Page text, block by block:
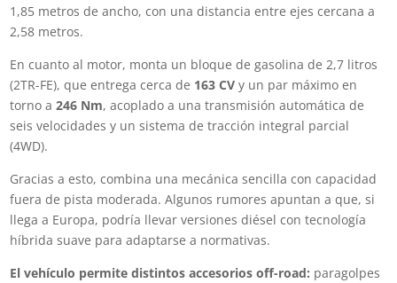
1,85 metros de ancho, con una distancia entre ejes cercana a
2,58 metros.
En cuanto al motor, monta un bloque de gasolina de 2,7 litros
(2TR-FE), que entrega cerca de 163 CV y un par máximo en
torno a246 Nm, acoplado a una transmisión automática de
seis velocidades y un sistema de tracción integral parcial
(4WD).
Gracias a esto, combina una mecánica sencilla con capacidad
fuera de pista moderada. Algunos rumores apuntan a que, si
llega a Europa, podría llevar versiones diésel con tecnología
híbrida suave para adaptarse a normativas.
El vehículo permite distintos accesorios off-road: paragolpes